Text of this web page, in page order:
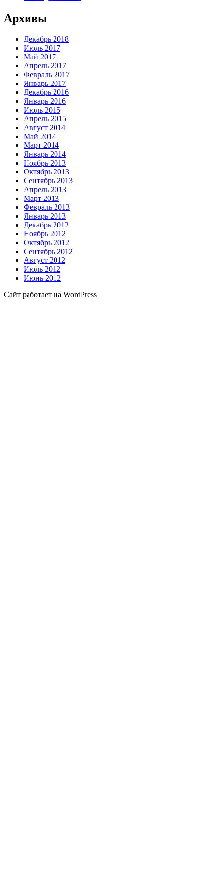
Архивы
Декабрь 2018
Июль 2017
Май 2017
Апрель 2017
Февраль 2017
Январь 2017
Декабрь 2016
Январь 2016
Июль 2015
Апрель 2015
Август 2014
Май 2014
Март 2014
Январь 2014
Ноябрь 2013
Октябрь 2013
Сентябрь 2013
Апрель 2013
Март 2013
Февраль 2013
Январь 2013
Декабрь 2012
Ноябрь 2012
Октябрь 2012
Сентябрь 2012
Август 2012
Июль 2012
Июнь 2012
Сайт работает на WordPress